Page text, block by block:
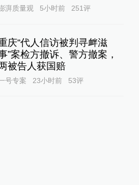
湃质量观 5小时前 251评
庆“代人信访被判寻衅滋
”案检方撤诉、警方撤案，
被告人获国赔
号专案 23小时前 53评